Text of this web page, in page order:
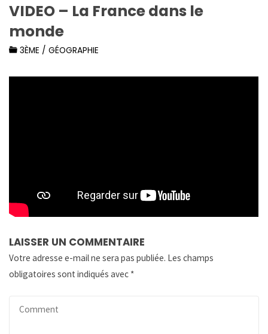
VIDEO – La France dans le
monde
3ÈME / GÉOGRAPHIE
LAISSER UN COMMENTAIRE
Votre adresse e-mail ne sera pas publiée. Les champs
obligatoires sont indiqués avec *